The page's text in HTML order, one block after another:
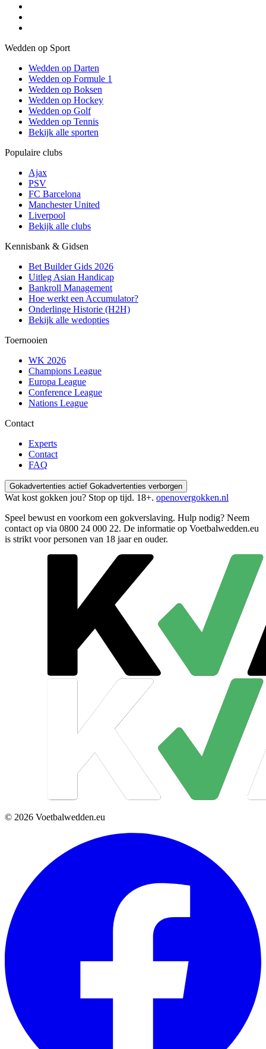
Wedden op Sport
Wedden op Darten
Wedden op Formule 1
Wedden op Boksen
Wedden op Hockey
Wedden op Golf
Wedden op Tennis
Bekijk alle sporten
Populaire clubs
Ajax
PSV
FC Barcelona
Manchester United
Liverpool
Bekijk alle clubs
Kennisbank & Gidsen
Bet Builder Gids 2026
Uitleg Asian Handicap
Bankroll Management
Hoe werkt een Accumulator?
Onderlinge Historie (H2H)
Bekijk alle wedopties
Toernooien
WK 2026
Champions League
Europa League
Conference League
Nations League
Contact
Experts
Contact
FAQ
Gokadvertenties actief Gokadvertenties verborgen
Wat kost gokken jou? Stop op tijd. 18+. openovergokken.nl
Speel bewust en voorkom een gokverslaving. Hulp nodig? Neem
contact op via 0800 24 000 22. De informatie op Voetbalwedden.eu
is strikt voor personen van 18 jaar en ouder.
© 2026 Voetbalwedden.eu